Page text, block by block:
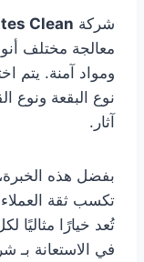
شركة Clean
معالجة مختلف
ومواد آمنة. يتم
نوع البقعة ونوع
آثار.
تكسب ثقة
تُعد خيارًا
في الاستعانة بـ